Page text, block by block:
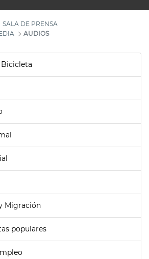
SALA DE PRENSA
AUDIOS
Migración
populares